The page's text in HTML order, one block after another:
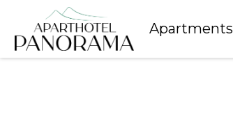
Apartments